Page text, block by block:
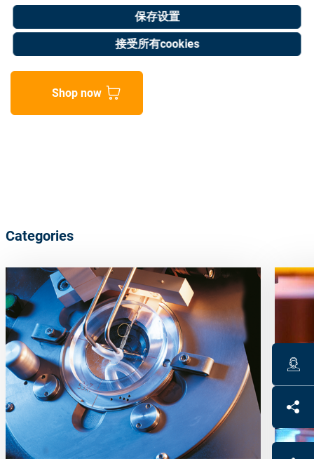
保存设置
接受所有cookies
Art. No. 05055249
Unit of measure : Piece
Shop now
Categories